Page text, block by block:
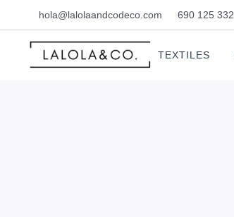
hola@lalolaandcodeco.com 690 125 332
TEXTILES